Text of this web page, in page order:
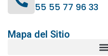
55 55 77 96 33
Mapa del Sitio